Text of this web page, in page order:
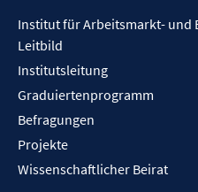
Institut für Arbeitsmarkt- und
Leitbild
Institutsleitung
Graduiertenprogramm
Befragungen
Projekte
Wissenschaftlicher Beirat